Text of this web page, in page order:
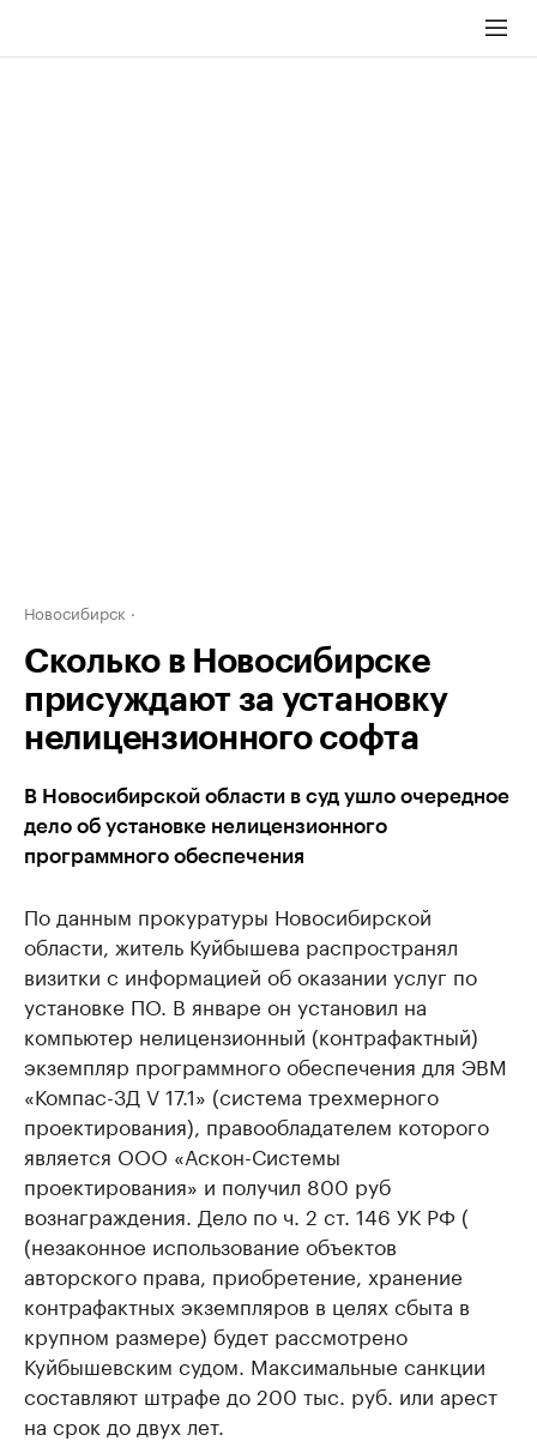
Новосибирск
Сколько в Новосибирске
присуждают за установку
нелицензионного софта
В Новосибирской области в суд ушло очередное
дело об установке нелицензионного
программного обеспечения
По данным прокуратуры Новосибирской
области, житель Куйбышева распространял
визитки с информацией об оказании услуг по
установке ПО. В январе он установил на
компьютер нелицензионный (контрафактный)
экземпляр программного обеспечения для ЭВМ
«Компас-3Д V 17.1» (система трехмерного
проектирования), правообладателем которого
является ООО «Аскон-Системы
проектирования» и получил 800 руб
вознаграждения. Дело по ч. 2 ст. 146 УК РФ (
(незаконное использование объектов
авторского права, приобретение, хранение
контрафактных экземпляров в целях сбыта в
крупном размере) будет рассмотрено
Куйбышевским судом. Максимальные санкции
составляют штрафе до 200 тыс. руб. или арест
на срок до двух лет.